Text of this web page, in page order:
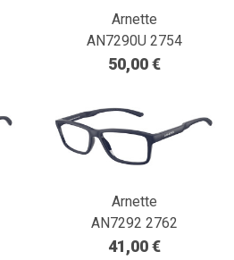
Arnette
AN7290U 2754
50,00 €
Arnette
AN7292 2762
41,00 €